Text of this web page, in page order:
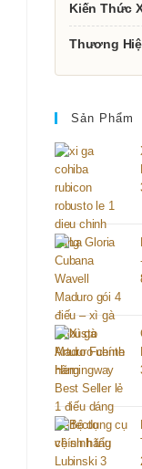
Kiến Thức
Thương
Sản Phẩm